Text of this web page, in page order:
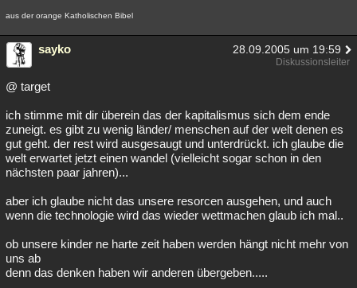
aus der orange Katholischen Bibel
sayko 28.09.2005 um 19:59
Diskussionsleiter
@ target
ich stimme mit dir überein das der kapitalismus sich dem ende
zuneigt. es gibt zu wenig länder/ menschen auf der welt denen es
gut geht. der rest wird ausgesaugt und unterdrückt. ich glaube die
welt erwartet jetzt einen wandel (vielleicht sogar schon in den
nächsten paar jahren)...
aber ich glaube nicht das unsere resorcen ausgehen, und auch
wenn die technologie wird das wieder wettmachen glaub ich mal..
ob unsere kinder ne harte zeit haben werden hängt nicht mehr von
uns ab
denn das denken haben wir anderen übergeben.....